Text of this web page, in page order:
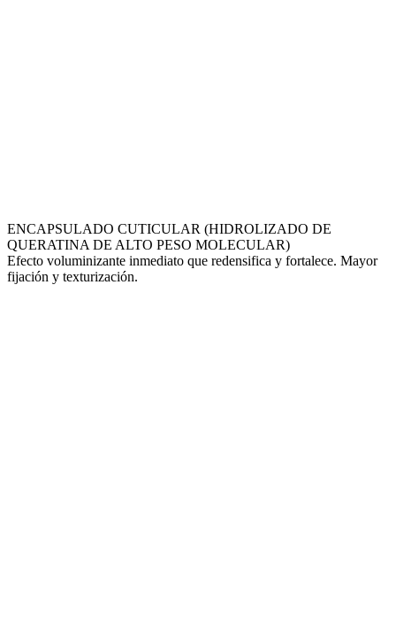
ENCAPSULADO CUTICULAR (HIDROLIZADO DE
QUERATINA DE ALTO PESO MOLECULAR)
Efecto voluminizante inmediato que redensifica y fortalece. Mayor
fijación y texturización.